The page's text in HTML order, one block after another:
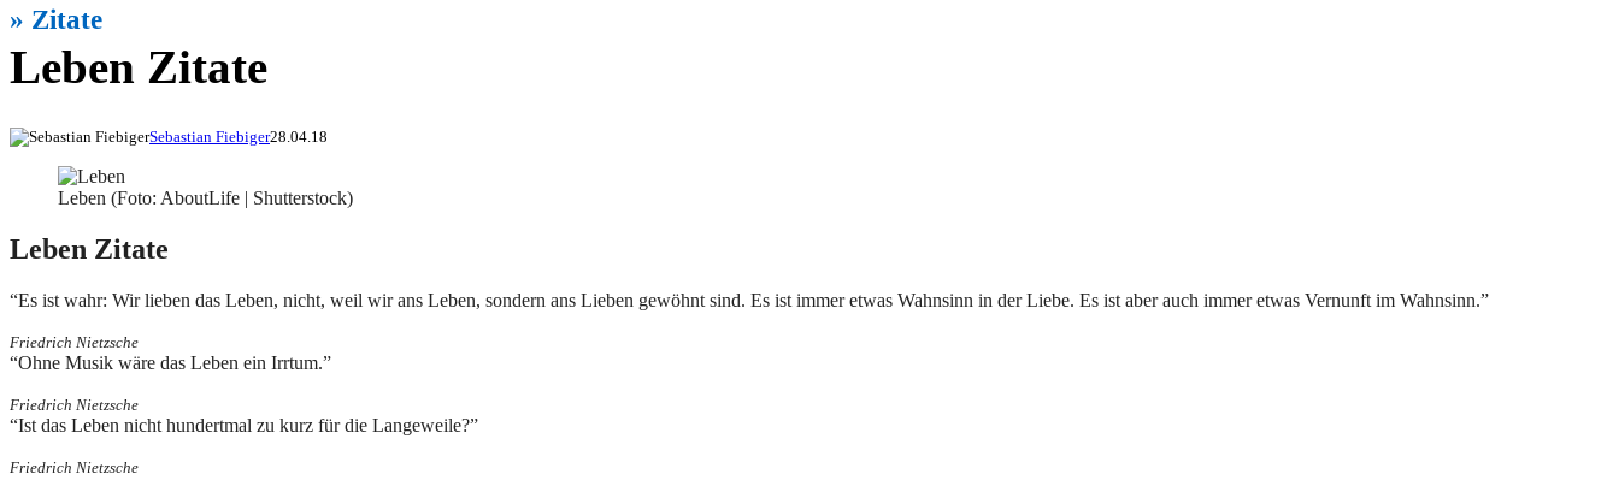
Leben Zitate
» Zitate
Sebastian Fiebiger28.04.18
Leben (Foto: AboutLife | Shutterstock)
Leben Zitate
“Es ist wahr: Wir lieben das Leben, nicht, weil wir ans Leben, sondern ans Lieben gewöhnt sind. Es ist immer etwas Wahnsinn in der Liebe. Es ist aber auch immer etwas Vernunft im Wahnsinn.”
Friedrich Nietzsche
“Ohne Musik wäre das Leben ein Irrtum.”
Friedrich Nietzsche
“Ist das Leben nicht hundertmal zu kurz für die Langeweile?”
Friedrich Nietzsche